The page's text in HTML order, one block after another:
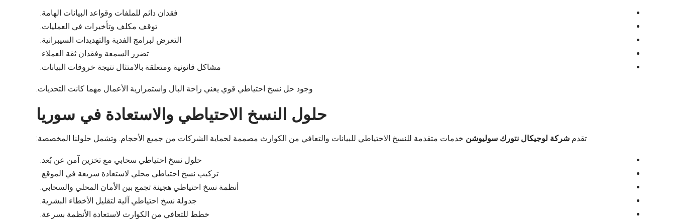
فقدان دائم للملفات وقواعد البيانات الهامة.
توقف مكلف وتأخيرات في العمليات.
التعرض لبرامج الفدية والتهديدات السيبرانية.
تضرر السمعة وفقدان ثقة العملاء.
مشاكل قانونية ومتعلقة بالامتثال نتيجة خروقات البيانات.
وجود حل نسخ احتياطي قوي يعني راحة البال واستمرارية الأعمال مهما كانت التحديات.
حلول النسخ الاحتياطي والاستعادة في سوريا
تقدم شركة لوجيكال نتورك سوليوشن خدمات متقدمة للنسخ الاحتياطي للبيانات والتعافي من الكوارث مصممة لحماية الشركات من جميع الأحجام. وتشمل حلولنا المخصصة:
حلول نسخ احتياطي سحابي مع تخزين آمن عن بُعد.
تركيب نسخ احتياطي محلي لاستعادة سريعة في الموقع.
أنظمة نسخ احتياطي هجينة تجمع بين الأمان المحلي والسحابي.
جدولة نسخ احتياطي آلية لتقليل الأخطاء البشرية.
خطط للتعافي من الكوارث لاستعادة الأنظمة بسرعة.